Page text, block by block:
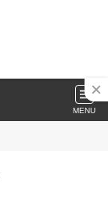
MENU